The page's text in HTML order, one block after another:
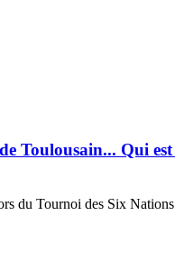
Toulousain... Qui
du Tournoi des Six